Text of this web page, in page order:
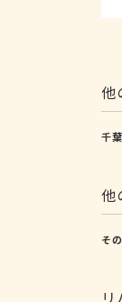
他
千
他
そ